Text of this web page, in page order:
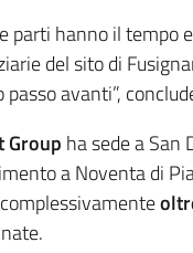
parti hanno il tempo
del sito di
passo avanti”,
Group ha sede a San
a Noventa di